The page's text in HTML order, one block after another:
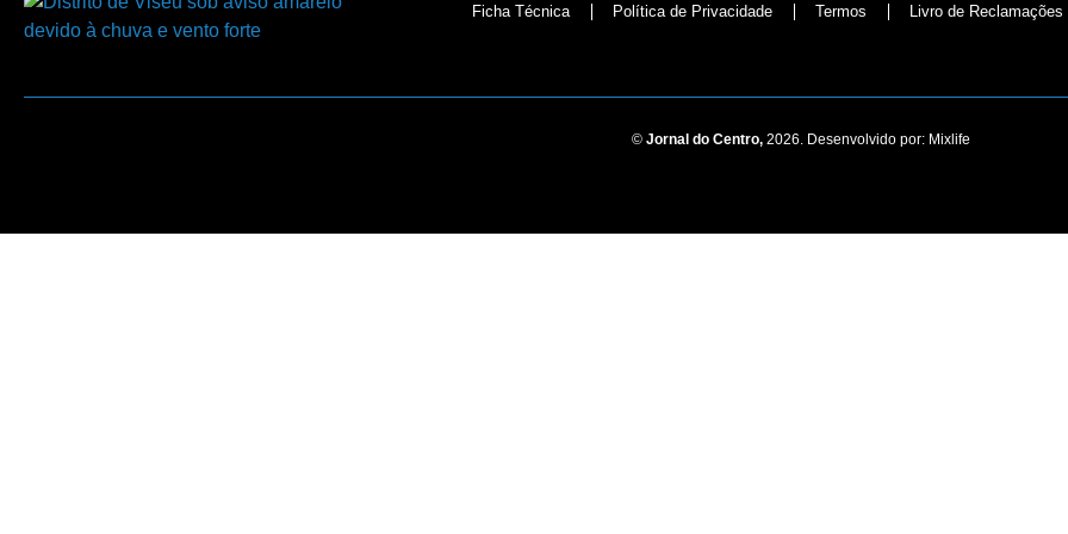
Ficha Técnica Política de Privacidade Termos Livro de Reclamações
© Jornal do Centro, 2026. Desenvolvido por: Mixlife